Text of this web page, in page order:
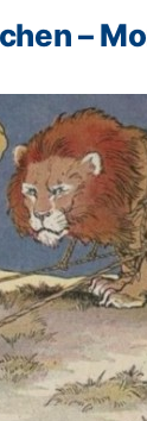
–